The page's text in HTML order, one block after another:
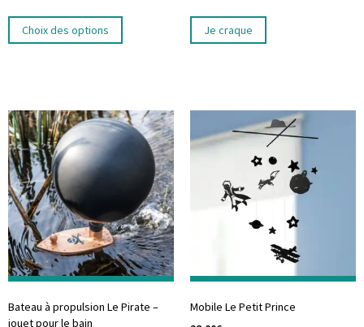
Choix des options Je craque
Bateau à propulsion Le Pirate –
jouet pour le bain
Mobile Le Petit Prince